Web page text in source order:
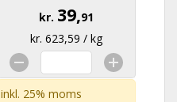
kr. 39,91
kr. 623,59 / kg
inkl. 25% moms